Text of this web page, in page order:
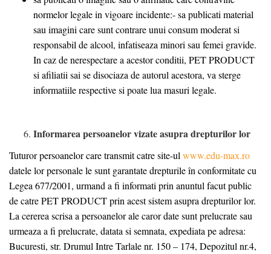
normelor legale in vigoare incidente:- sa publicati material
sau imagini care sunt contrare unui consum moderat si
responsabil de alcool, infatiseaza minori sau femei gravide.
In caz de nerespectare a acestor conditii, PET PRODUCT
si afiliatii sai se disociaza de autorul acestora, va sterge
informatiile respective si poate lua masuri legale.
Informarea persoanelor vizate asupra drepturilor lor
Tuturor persoanelor care transmit catre site-ul www.edu-max.ro
datele lor personale le sunt garantate drepturile în conformitate cu
Legea 677/2001, urmand a fi informati prin anuntul facut public
de catre PET PRODUCT prin acest sistem asupra drepturilor lor.
La cererea scrisa a persoanelor ale caror date sunt prelucrate sau
urmeaza a fi prelucrate, datata si semnata, expediata pe adresa:
Bucuresti, str. Drumul Intre Tarlale nr. 150 – 174, Depozitul nr.4,